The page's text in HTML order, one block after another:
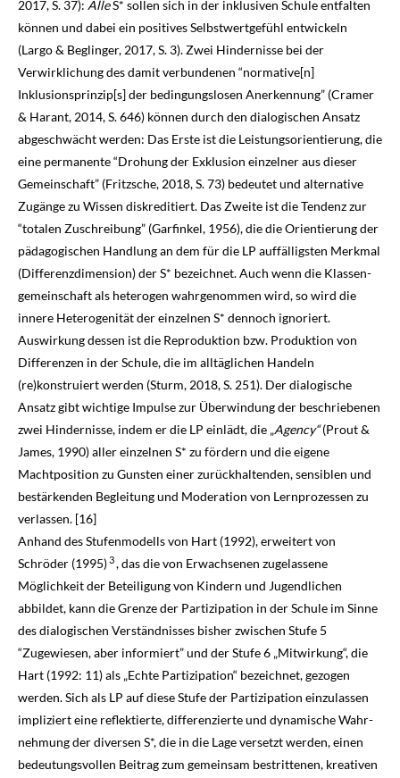
2017, S. 37): AlleS* sollen sich in der inklusiven Schule entfalten
können und dabei ein positives Selbstwertgefühl entwickeln
(Largo & Beglinger, 2017, S. 3). Zwei Hindernisse bei der
Verwirklichung des damit verbundenen “normative[n]
Inklusionsprinzip[s] der bedingungs­losen Anerkennung” (Cramer
& Harant, 2014, S. 646) können durch den dialogischen Ansatz
abgeschwächt werden: Das Erste ist die Leistungsorientierung, die
eine permanente “Drohung der Exklusion einzelner aus dieser
Gemeinschaft” (Fritzsche, 2018, S. 73) bedeutet und alternative
Zugänge zu Wissen diskreditiert. Das Zweite ist die Tendenz zur
“totalen Zu­schreibung” (Garfinkel, 1956), die die Orientierung der
pädagogischen Handlung an dem für die LP auffälligsten Merkmal
(Differenzdimension) der S* bezeichnet. Auch wenn die Klassen­
gemeinschaft als heterogen wahrgenommen wird, so wird die
innere Heterogenität der ein­zelnen S* dennoch ignoriert.
Auswirkung dessen ist die Reproduktion bzw. Produktion von
Differenzen in der Schule, die im alltäglichen Handeln
(re)konstruiert werden (Sturm, 2018, S. 251). Der dialogische
Ansatz gibt wichtige Impulse zur Überwindung der beschriebenen
zwei Hindernisse, indem er die LP einlädt, die „Agency“(Prout &
James, 1990) aller einzelnen S* zu fördern und die eigene
Machtposition zu Gunsten einer zurückhaltenden, sensiblen und
be­stärkenden Begleitung und Moderation von Lernprozessen zu
verlassen. [16]
Anhand des Stufenmodells von Hart (1992), erweitert von
Schröder (1995)3, das die von Erwachsenen zugelassene
Möglichkeit der Beteiligung von Kindern und Jugendlichen
abbildet, kann die Grenze der Partizipation in der Schule im Sinne
des dialogischen Verständnisses bisher zwischen Stufe 5
“Zugewiesen, aber informiert” und der Stufe 6 „Mitwirkung“, die
Hart (1992: 11) als „Echte Partizipation“ bezeichnet, gezogen
werden. Sich als LP auf diese Stufe der Partizipation einzulassen
impliziert eine reflektierte, differenzierte und dynamische Wahr­
nehmung der diversen S*, die in die Lage versetzt werden, einen
bedeutungsvollen Beitrag zum gemeinsam bestrittenen, kreativen